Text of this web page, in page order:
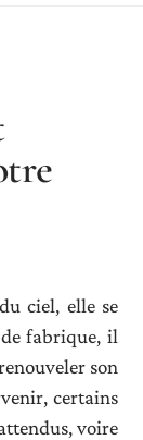
ciel, elle se
fabrique, il
son
certains
voire